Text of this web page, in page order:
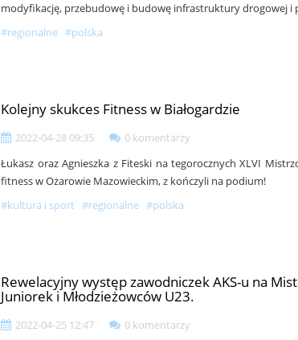
modyfikację, przebudowę i budowę infrastruktury drogowej i
#regionalne #polska
Kolejny skukces Fitness w Białogardzie
2022-04-28 09:35
0 komentarzy
Łukasz oraz Agnieszka z Fiteski na tegorocznych XLVI
fitness w Ożarowie Mazowieckim, z kończyli na podium!
#kultura i sport #regionalne #polska
Rewelacyjny występ zawodniczek AKS-u na
Juniorek i Młodzieżowców U23.
2022-04-25 12:47
0 komentarzy